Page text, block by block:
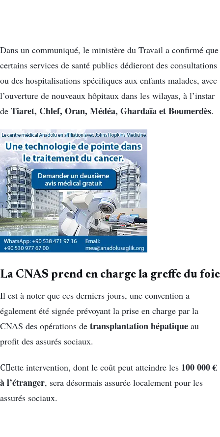
Dans un communiqué, le ministère du Travail a confirmé que
certains services de santé publics dédieront des consultations
ou des hospitalisations spécifiques aux enfants malades, avec
l’ouverture de nouveaux hôpitaux dans les wilayas, à l’instar
de Tiaret, Chlef, Oran, Médéa, Ghardaïa et Boumerdès.
La CNAS prend en charge la greffe du foie
Il est à noter que ces derniers jours, une convention a
également été signée prévoyant la prise en charge par la
CNAS des opérations de transplantation hépatique au
profit des assurés sociaux.
Cِette intervention, dont le coût peut atteindre les 100 000 €
à l’étranger, sera désormais assurée localement pour les
assurés sociaux.